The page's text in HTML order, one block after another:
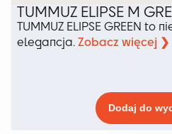
TUMMUZ ELIPSE M
TUMMUZ ELIPSE GREEN to
elegancja. Zobacz więcej ❯
Dodaj do